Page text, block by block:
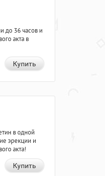
до 36 часов и
акта в
Купить
в одной
эрекции и
акта!
Купить